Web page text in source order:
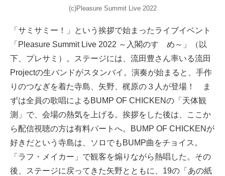
(c)Pleasure Summit Live 2022
「サミサミー！」という挨拶で始まったライブイベント
「Pleasure Summit Live 2022 ～入閣のすゝめ～」（以
下、プレサミ）。ステージには、流田豊さん率いる流田
Projectの生バンドがスタンバイ。演奏が始まると、手作
りのつなぎを着た寺島、矢野、梶原の３人が登場！ ま
ずは全員の歌唱によるBUMP OF CHICKENの「天体観
測」で、会場の熱気を上げる。挨拶をした後は、ここか
ら配信視聴の方は有料パートへ。BUMP OF CHICKENが
好きだという寺島は、ソロでもBUMP曲をチョイス。
「ラフ・メイカー」で観客を煽りながら熱唱した。その
後、ステージに戻ってきた矢野とともに、19の「あの紙